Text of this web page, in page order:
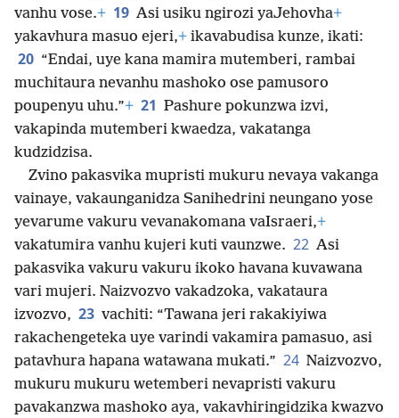
vanhu vose.+ 19 Asi usiku ngirozi yaJehovha+
yakavhura masuo ejeri,+ ikavabudisa kunze, ikati:
20 “Endai, uye kana mamira mutemberi, rambai
muchitaura nevanhu mashoko ose pamusoro
poupenyu uhu.”+ 21 Pashure pokunzwa izvi,
vakapinda mutemberi kwaedza, vakatanga
kudzidzisa.
Zvino pakasvika mupristi mukuru nevaya vakanga
vainaye, vakaunganidza Sanihedrini neungano yose
yevarume vakuru vevanakomana vaIsraeri,+
vakatumira vanhu kujeri kuti vaunzwe. 22 Asi
pakasvika vakuru vakuru ikoko havana kuvawana
vari mujeri. Naizvozvo vakadzoka, vakataura
izvozvo, 23 vachiti: “Tawana jeri rakakiyiwa
rakachengeteka uye varindi vakamira pamasuo, asi
patavhura hapana watawana mukati.” 24 Naizvozvo,
mukuru mukuru wetemberi nevapristi vakuru
pavakanzwa mashoko aya, vakavhiringidzika kwazvo